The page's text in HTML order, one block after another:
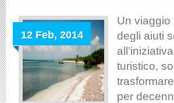
12 Feb, 2014
Un viaggio
degli aiuti
turistico,
per